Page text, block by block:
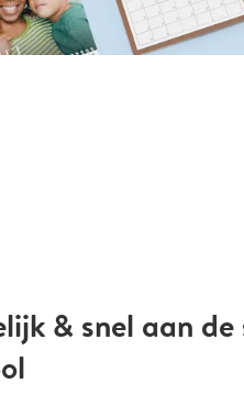
& snel aan